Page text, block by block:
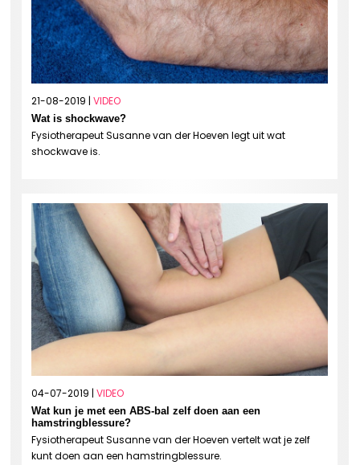
21-08-2019 | VIDEO
Wat is shockwave?
Fysiotherapeut Susanne van der Hoeven legt uit wat
shockwave is.
04-07-2019 | VIDEO
Wat kun je met een ABS-bal zelf doen aan een
hamstringblessure?
Fysiotherapeut Susanne van der Hoeven vertelt wat je zelf
kunt doen aan een hamstringblessure.